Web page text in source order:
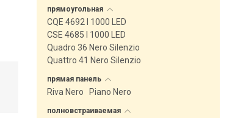
прямоугольная
CQE 4692 I 1000 LED
CSE 4685 I 1000 LED
Quadro 36 Nero Silenzio
Quattro 41 Nero Silenzio
прямая панель
Riva Nero Piano Nero
полновстраиваемая